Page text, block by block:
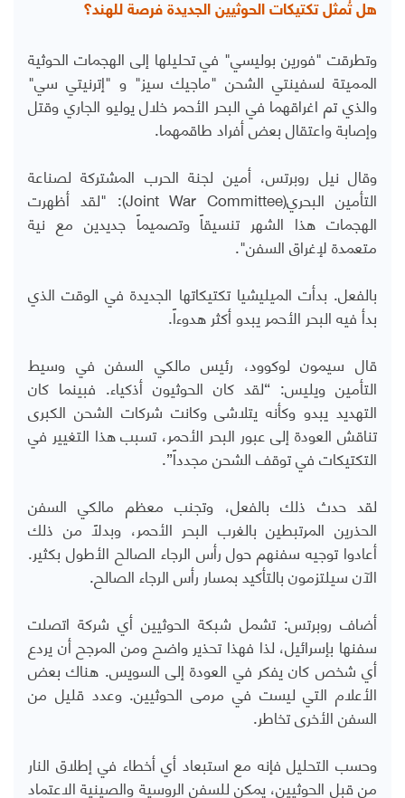
هل تُمثل تكتيكات الحوثيين الجديدة فرصة للهند؟
وتطرقت "فورين بوليسي" في تحليلها إلى الهجمات الحوثية
المميتة لسفينتي الشحن "ماجيك سيز" و "إترنيتي سي"
والذي تم اغراقهما في البحر الأحمر خلال يوليو الجاري وقتل
وإصابة واعتقال بعض أفراد طاقمهما.
وقال نيل روبرتس، أمين لجنة الحرب المشتركة لصناعة
التأمين البحري(Joint War Committee): "لقد أظهرت
الهجمات هذا الشهر تنسيقاً وتصميماً جديدين مع نية
متعمدة لإغراق السفن".
بالفعل. بدأت الميليشيا تكتيكاتها الجديدة في الوقت الذي
بدأ فيه البحر الأحمر يبدو أكثر هدوءاً.
قال سيمون لوكوود، رئيس مالكي السفن في وسيط
التأمين ويليس: “لقد كان الحوثيون أذكياء. فبينما كان
التهديد يبدو وكأنه يتلاشى وكانت شركات الشحن الكبرى
تناقش العودة إلى عبور البحر الأحمر، تسبب هذا التغيير في
التكتيكات في توقف الشحن مجدداً”.
لقد حدث ذلك بالفعل، وتجنب معظم مالكي السفن
الحذرين المرتبطين بالغرب البحر الأحمر، وبدلاً من ذلك
أعادوا توجيه سفنهم حول رأس الرجاء الصالح الأطول بكثير.
الآن سيلتزمون بالتأكيد بمسار رأس الرجاء الصالح.
أضاف روبرتس: تشمل شبكة الحوثيين أي شركة اتصلت
سفنها بإسرائيل، لذا فهذا تحذير واضح ومن المرجح أن يردع
أي شخص كان يفكر في العودة إلى السويس. هناك بعض
الأعلام التي ليست في مرمى الحوثيين. وعدد قليل من
السفن الأخرى تخاطر.
وحسب التحليل فإنه مع استبعاد أي أخطاء في إطلاق النار
من قبل الحوثيين، يمكن للسفن الروسية والصينية الاعتماد